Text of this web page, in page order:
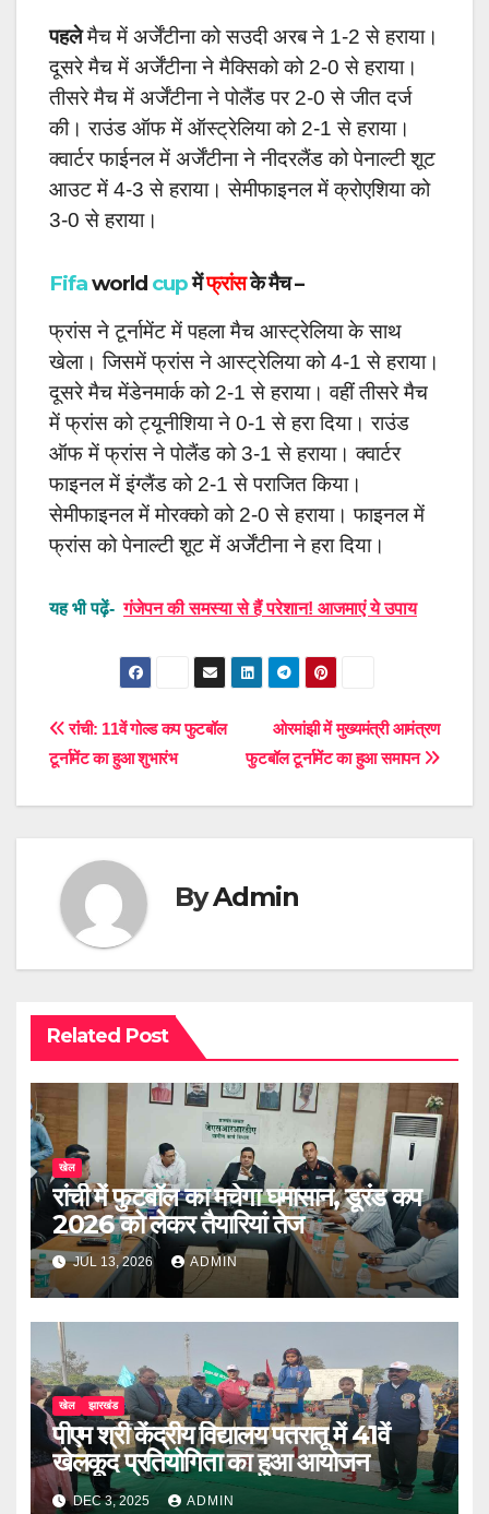
पहलेमैच में अर्जेंटीना को सउदी अरब ने 1-2 से हराया।
दूसरे मैच में अर्जेंटीना ने मैक्सिको को 2-0 से हराया।
तीसरे मैच में अर्जेंटीना ने पोलैंड पर 2-0 से जीत दर्ज
की। राउंड ऑफ में ऑस्ट्रेलिया को 2-1 से हराया।
क्वार्टर फाईनल में अर्जेंटीना ने नीदरलैंड को पेनाल्टी शूट
आउट में 4-3 से हराया। सेमीफाइनल में क्रोएशिया को
3-0 से हराया।
Fifaworld cupमेंफ्रांसके मैच –
फ्रांस ने टूर्नामेंट में पहला मैच आस्ट्रेलिया के साथ
खेला। जिसमें फ्रांस ने आस्ट्रेलिया को 4-1 से हराया।
दूसरे मैच मेंडेनमार्क को 2-1 से हराया। वहीं तीसरे मैच
में फ्रांस कोट्यूनीशिया ने 0-1 से हरा दिया। राउंड
ऑफ में फ्रांस ने पोलैंड को 3-1 से हराया। क्वार्टर
फाइनल में इंग्लैंड को 2-1 से पराजित किया।
सेमीफाइनल में मोरक्को को 2-0 से हराया। फाइनल में
फ्रांस को पेनाल्टी शूट में अर्जेंटीना ने हरा दिया।
यह भी पढ़ें-गंजेपन की समस्या से हैं परेशान! आजमाएं ये उपाय
Post
navigation
ओरमांझी में मुख्यमंत्री आमंत्रण
फुटबॉल टूर्नामेंट का हुआ समापन
रांंची: 11वें गोल्ड कप फुटबॉल
टूर्नामेंट का हुआ शुभारंभ
ByAdmin
Related Post
खेल
रांची में फुटबॉल का मचेगा घमासान, डूरंड कप
2026 को लेकर तैयारियां तेज
JUL 13, 2026 ADMIN
खेल झारखंड
पीएम श्री केंद्रीय विद्यालय पतरातू में 41वें
खेलकूद प्रतियोगिता का हुआ आयोजन
DEC 3, 2025 ADMIN